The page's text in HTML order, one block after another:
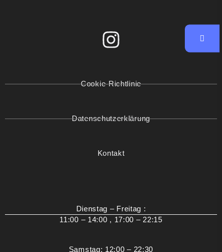
Cookie-Richtlinie
Datenschutzerklärung
Kontakt
Dienstag – Freitag :
11:00 – 14:00 , 17:00 – 22:15
Samstag: 12:00 – 22:30